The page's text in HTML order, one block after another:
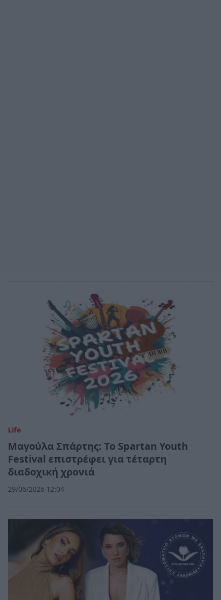
Life
Μαγούλα Σπάρτης: Το Spartan Youth
Festival επιστρέφει για τέταρτη
διαδοχική χρονιά
29/06/2026 12:04